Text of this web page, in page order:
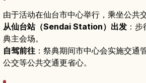
由于活动在仙台市中心举行，乘坐公共
从仙台站（Sendai Station）出发 ：
典主会场。
自驾前往 ：祭典期间市中心会实施交通
公交等公共交通更省心。